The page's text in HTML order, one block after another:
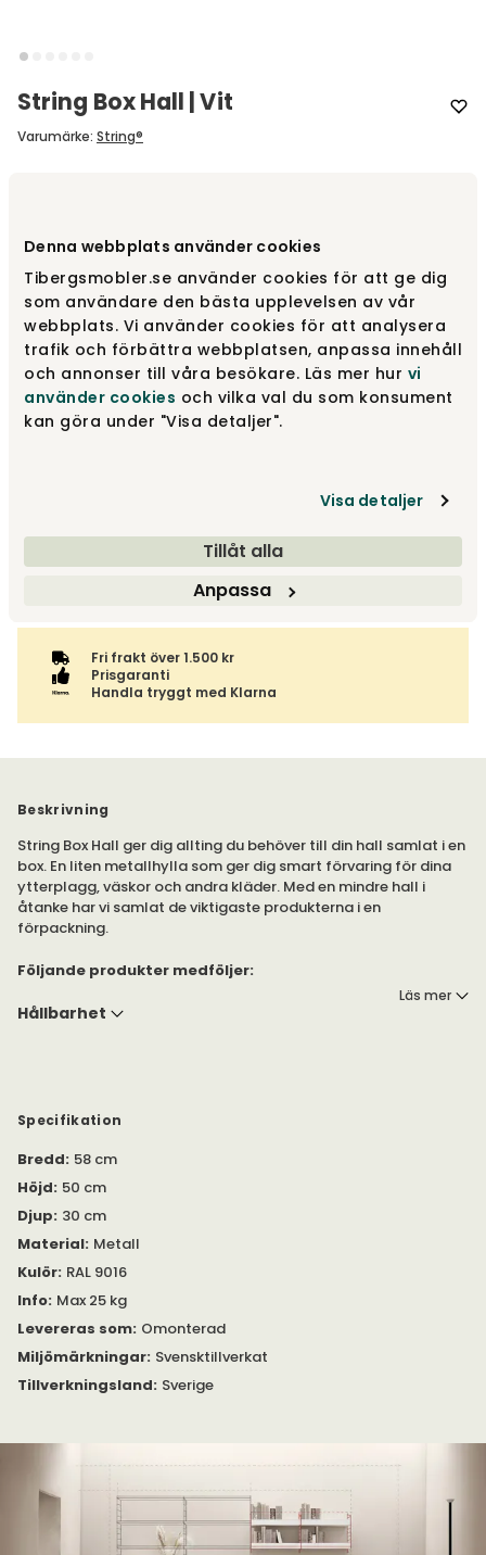
Denna webbplats använder cookies
Tibergsmobler.se använder cookies för att ge dig
som användare den bästa upplevelsen av vår
webbplats. Vi använder cookies för att analysera
trafik och förbättra webbplatsen, anpassa innehåll
och annonser till våra besökare. Läs mer hur vi
använder cookies och vilka val du som konsument
kan göra under "Visa detaljer".
Visa detaljer
Tillåt alla
Anpassa
String Box Hall | Vit
Varumärke: String®
3 395 kr
Lägg i varukorg
Fri frakt över 1.500 kr Prisgaranti
Denna vara skickas till ett ombud. Du väljer själv i kassan
till. Du blir aviserad när din order finns att hämta. Beställs
varan ihop med andra produkter skickas hela ordern
tillsammans med samma fraktalternativ.
Du har 14 dagars ångerrätt från den dag du tog emot din
distansavtalslagen.
Fri frakt över 1.500 kr
Prisgaranti
Handla tryggt med Klarna
Beskrivning
String Box Hall ger dig allting du behöver till din hall samlat i en
box. En liten metallhylla som ger dig smart förvaring för dina
ytterplagg, väskor och andra kläder. Med en mindre hall i
åtanke har vi samlat de viktigaste produkterna i en
förpackning.
Följande produkter medföljer:
Två gavlar h50 x d30 cm | Vit
Fem krokar | Vit
Läs mer
Hållbarhet
Specifikation
Bredd: 58 cm
Höjd: 50 cm
Djup: 30 cm
Material: Metall
Kulör: RAL 9016
Info: Max 25 kg
Levereras som: Omonterad
Miljömärkningar: Svensktillverkat
Tillverkningsland: Sverige